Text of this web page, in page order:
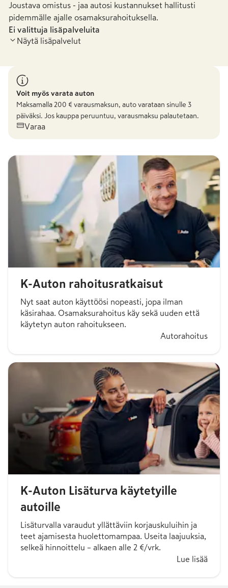
Joustava omistus - jaa autosi kustannukset hallitusti
pidemmälle ajalle osamaksurahoituksella.
Ei valittuja lisäpalveluita
Näytä lisäpalvelut
Voit myös varata auton
Maksamalla 200 € varausmaksun, auto varataan sinulle 3
päiväksi. Jos kauppa peruuntuu, varausmaksu palautetaan.
Varaa
K-Auton rahoitusratkaisut
Nyt saat auton käyttöösi nopeasti, jopa ilman
käsirahaa. Osamaksurahoitus käy sekä uuden että
käytetyn auton rahoitukseen.
Autorahoitus
K-Auton Lisäturva käytetyille
autoille
Lisäturvalla varaudut yllättäviin korjauskuluihin ja
teet ajamisesta huolettomampaa. Useita laajuuksia,
selkeä hinnoittelu – alkaen alle 2 €/vrk.
Lue lisää